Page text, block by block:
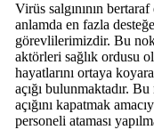
Virüs salgınının
anlamda en fazla
görevlilerimizdir. Bu
aktörleri sağlık ordusu
hayatlarını ortaya
açığı bulunmaktadır.
açığını kapatmak
personeli ataması